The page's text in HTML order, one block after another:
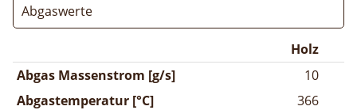
Abgaswerte
Holz
Abgas Massenstrom [g/s]
10
Abgastemperatur [°C]
366